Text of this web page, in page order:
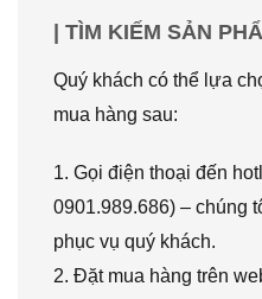
| TÌM KIẾM SẢN
Quý khách có thể lựa
mua hàng sau:
1. Gọi điện thoại đến
0901.989.686) – chúng
phục vụ quý khách.
2. Đặt mua hàng trên